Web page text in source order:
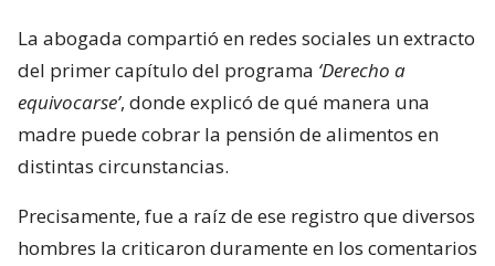
La abogada compartió en redes sociales un extracto
del primer capítulo del programa ‘Derecho a
equivocarse’, donde explicó de qué manera una
madre puede cobrar la pensión de alimentos en
distintas circunstancias.
Precisamente, fue a raíz de ese registro que diversos
hombres la criticaron duramente en los comentarios